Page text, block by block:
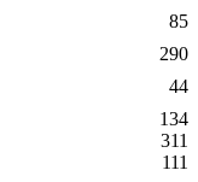
85
290
44
134
311
111